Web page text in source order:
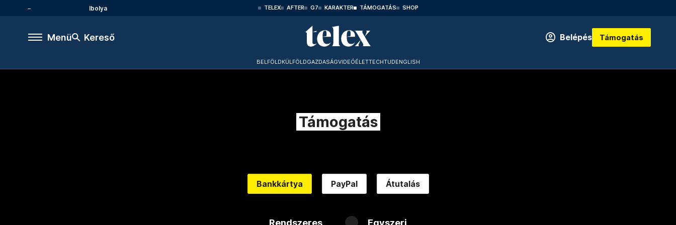
Ibolya TELEX AFTER G7 KARAKTER TÁMOGATÁS SHOP
Menü Kereső Belépés Támogatás
BELFÖLDKÜLFÖLDGAZDASÁGVIDEÓÉLETTECHTUDENGLISH
Támogatás
Bankkártya PayPal Átutalás
Rendszeres Egyszeri